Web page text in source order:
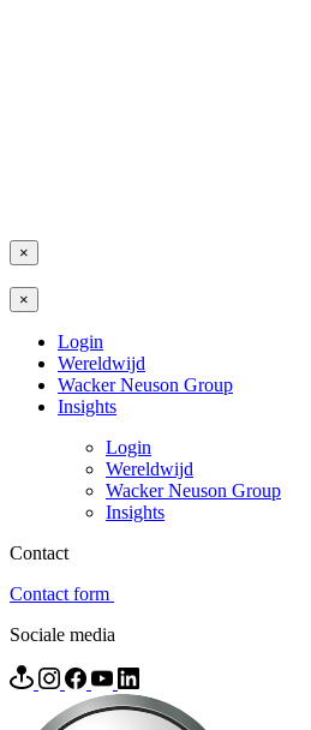
×
×
Login
Wereldwijd
Wacker Neuson Group
Insights
Login
Wereldwijd
Wacker Neuson Group
Insights
Contact
Contact form
Sociale media